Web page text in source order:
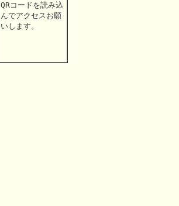
QRコードを読み込
んでアクセスお願
いします。